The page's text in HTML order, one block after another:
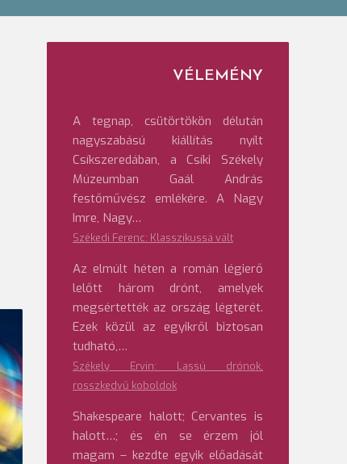
VÉLEMÉNY
A tegnap, csütörtökön délután
nagyszabású kiállítás nyílt
Csíkszeredában, a Csíki Székely
Múzeumban Gaál András
festőművész emlékére. A Nagy
Imre, Nagy…
Székedi Ferenc: Klasszikussá vált
Az elmúlt héten a román légierő
lelőtt három drónt, amelyek
megsértették az ország légterét.
Ezek közül az egyikről biztosan
tudható,…
Székely Ervin: Lassú drónok,
rosszkedvű koboldok
Shakespeare halott; Cervantes is
halott…; és én se érzem jól
magam – kezdte egyik előadását